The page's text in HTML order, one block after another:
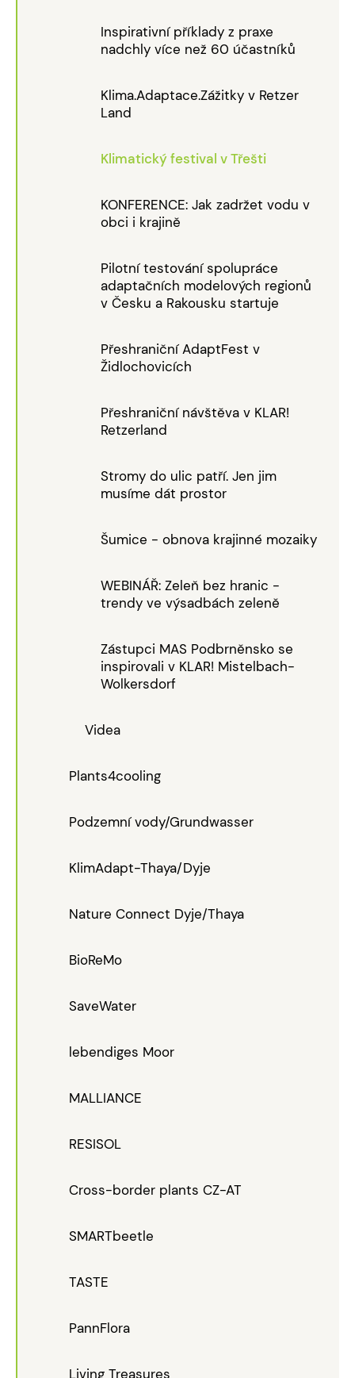
Inspirativní příklady z praxe
nadchly více než 60 účastníků
Klima.Adaptace.Zážitky v Retzer
Land
Klimatický festival v Třešti
KONFERENCE: Jak zadržet vodu v
obci i krajině
Pilotní testování spolupráce
adaptačních modelových regionů
v Česku a Rakousku startuje
Přeshraniční AdaptFest v
Židlochovicích
Přeshraniční návštěva v KLAR!
Retzerland
Stromy do ulic patří. Jen jim
musíme dát prostor
Šumice - obnova krajinné mozaiky
WEBINÁŘ: Zeleň bez hranic -
trendy ve výsadbách zeleně
Zástupci MAS Podbrněnsko se
inspirovali v KLAR! Mistelbach-
Wolkersdorf
Videa
Plants4cooling
Podzemní vody/Grundwasser
KlimAdapt-Thaya/Dyje
Nature Connect Dyje/Thaya
BioReMo
SaveWater
lebendiges Moor
MALLIANCE
RESISOL
Cross-border plants CZ-AT
SMARTbeetle
TASTE
PannFlora
Living Treasures